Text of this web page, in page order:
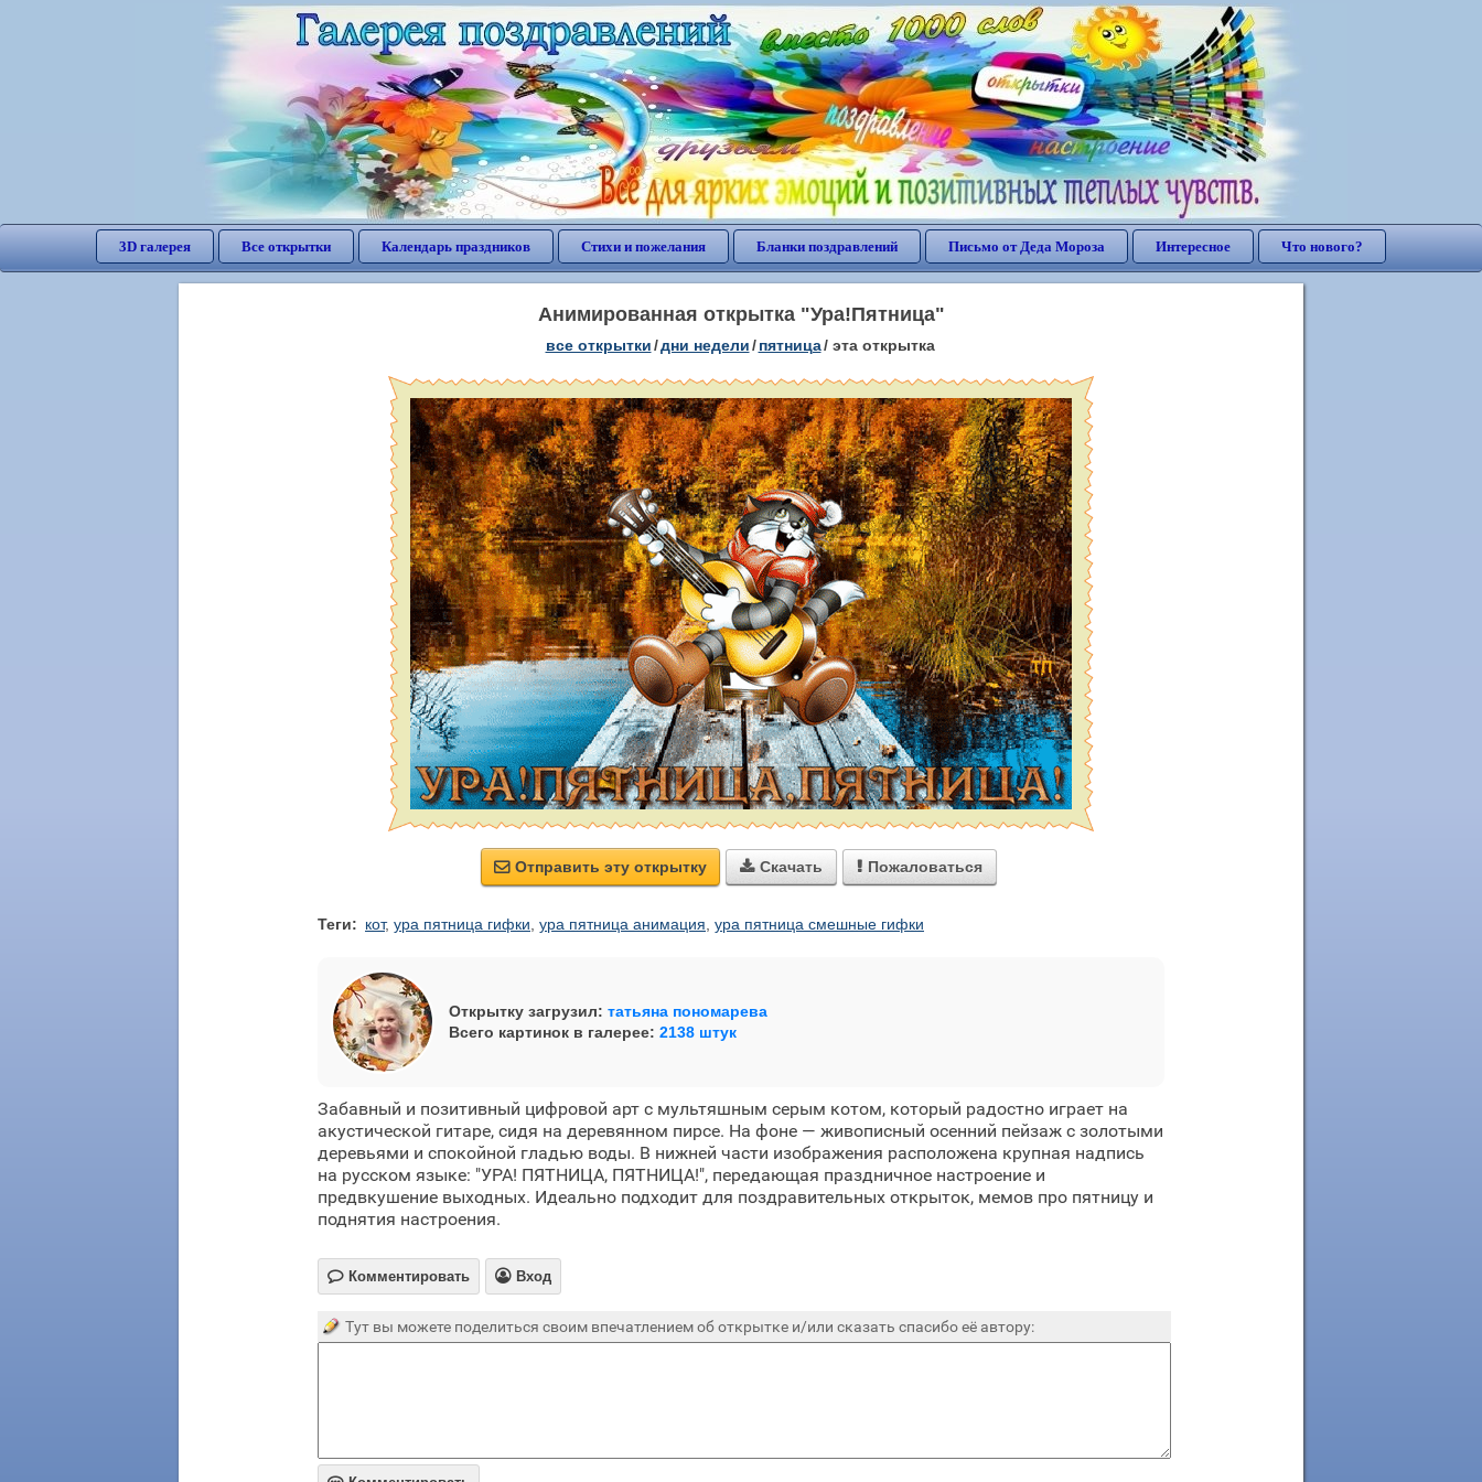
3D галерея Все открытки Календарь праздников Стихи и пожелания Бланки поздравлений Письмо от Деда Мороза Интересное Что нового?
Анимированная открытка "Ура!Пятница"
все открытки/дни недели/ пятница/ эта открытка
 Отправить эту открытку  Скачать  Пожаловаться
Теги: кот, ура пятница гифки ура пятница анимация ура пятница смешные гифки
Открытку загрузил: татьяна пономарева
Всего картинок в галерее: 2138 штук
Забавный и позитивный цифровой арт с мультяшным серым котом, который радостно играет на
акустической гитаре, сидя на деревянном пирсе. На фоне — живописный осенний пейзаж с золотыми
деревьями и спокойной гладью воды. В нижней части изображения расположена крупная надпись
на русском языке: "УРА! ПЯТНИЦА, ПЯТНИЦА!", передающая праздничное настроение и
предвкушение выходных. Идеально подходит для поздравительных открыток, мемов про пятницу и
поднятия настроения.
 Комментировать  Вход
Тут вы можете поделиться своим впечатлением об открытке и/или сказать спасибо её автору: